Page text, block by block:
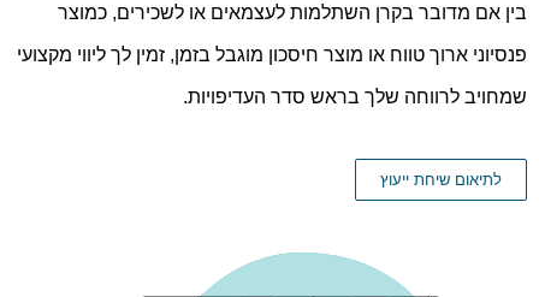
בין אם מדובר בקרן השתלמות לעצמאים או לשכירים, כמוצר
פנסיוני ארוך טווח או מוצר חיסכון מוגבל בזמן, זמין לך ליווי מקצועי
שמחויב לרווחה שלך בראש סדר העדיפויות.
לתיאום שיחת ייעוץ